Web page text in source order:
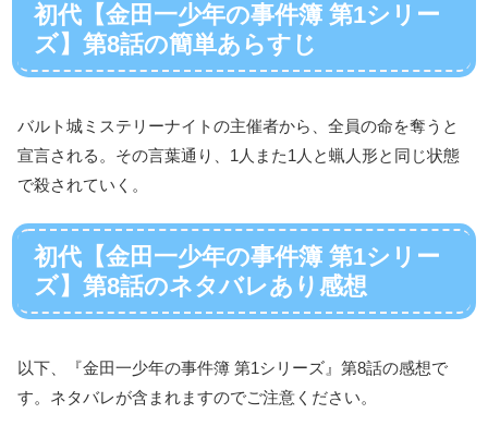
初代【金田一少年の事件簿 第1シリー
ズ】第8話の簡単あらすじ
バルト城ミステリーナイトの主催者から、全員の命を奪うと
宣言される。その言葉通り、1人また1人と蝋人形と同じ状態
で殺されていく。
初代【金田一少年の事件簿 第1シリー
ズ】第8話のネタバレあり感想
以下、『金田一少年の事件簿 第1シリーズ』第8話の感想で
す。ネタバレが含まれますのでご注意ください。